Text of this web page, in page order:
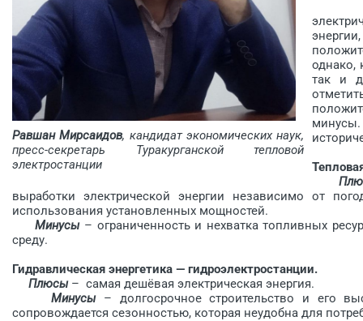
Равшан Мирсаидов, кандидат экономических наук,
пресс-секретарь Туракурганской тепловой
электростанции
однако,
так и
выработки электрической энергии независимо от
использования установленных мощностей.
Минусы– ограниченность и нехватка топливных
среду.
Гидравлическая энергетика — гидроэлектростанции.
Плюсы– самая дешёвая электрическая энергия.
Минусы– долгосрочное строительство и его
сопровождается сезонностью, которая неудобна для